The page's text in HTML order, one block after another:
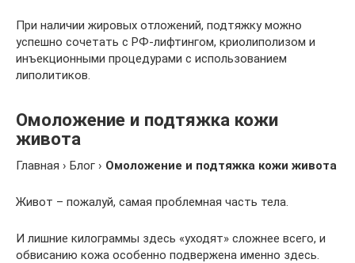
При наличии жировых отложений, подтяжку можно
успешно сочетать с РФ-лифтингом, криолиполизом и
инъекционными процедурами с использованием
липолитиков.
Омоложение и подтяжка кожи
живота
Главная › Блог › Омоложение и подтяжка кожи живота
Живот – пожалуй, самая проблемная часть тела.
И лишние килограммы здесь «уходят» сложнее всего, и
обвисанию кожа особенно подвержена именно здесь.